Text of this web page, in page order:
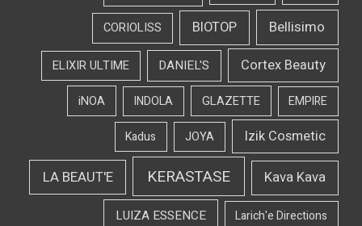
Bellisimo
BIOTOP
CORIOLISS
Cortex Beauty
DANIEL'S
ELIXIR ULTIME
EMPIRE
GLAZETTE
INDOLA
iNOA
Izik Cosmetic
JOYA
Kadus
Kava Kava
KERASTASE
LA BEAUT'E
Larich'e Directions
LUIZA ESSENCE